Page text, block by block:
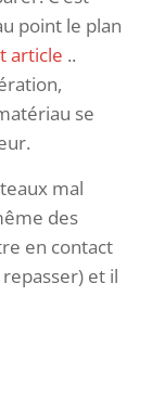
point le plan
article ..
se
mal
des
en contact
et il